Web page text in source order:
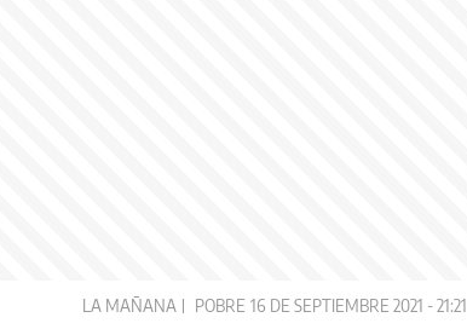
LA MAÑANA POBRE 16 DE SEPTIEMBRE 2021 - 21:21